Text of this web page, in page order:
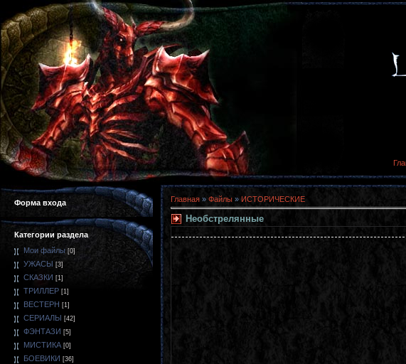
Форма входа
Категории раздела
Мои файлы [0]
УЖАСЫ [3]
СКАЗКИ [1]
ТРИЛЛЕР [1]
ВЕСТЕРН [1]
СЕРИАЛЫ [42]
ФЭНТАЗИ [5]
МИСТИКА [0]
БОЕВИКИ [36]
Главная » Файлы » ИСТОРИЧЕСКИЕ
Необстрелянные